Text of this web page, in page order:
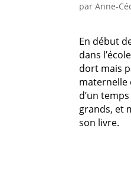
parAnne-
En début
dans
dort mais
maternelle
d’un
grands, et
son livre.